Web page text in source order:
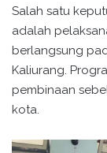
Salah satu
adalah
berlangsung
Kaliurang.
pembinaan
kota.